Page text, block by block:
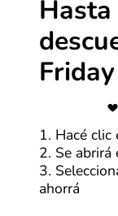
Más cupones
Más cupones
Hasta
Friday
1. Hacé clic
2. Se abrirá
3.
ahorrá